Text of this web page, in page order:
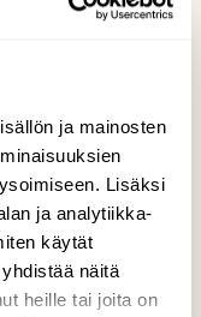
ja mainosten
Lisäksi
ja analytiikka-
käytät
näitä
heille tai joita on